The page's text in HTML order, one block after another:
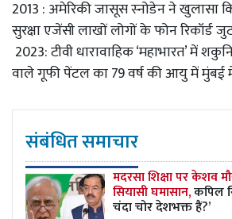
2013 : अमेरिकी जासूस स्‍नोडेन ने खुलासा
सुरक्षा एजेंसी लाखों लोगों के फोन रिकॉर्ड
2023: टीवी धारावाहिक ‘महाभारत’ में
वाले गूफी पेंटल का 79 वर्ष की आयु में मुंबई
संबंधित समाचार
मदरसा शिक्षा पर केशव
सियासी घमासान,कपिल
चंदा चोर देशभक्त हैं?’